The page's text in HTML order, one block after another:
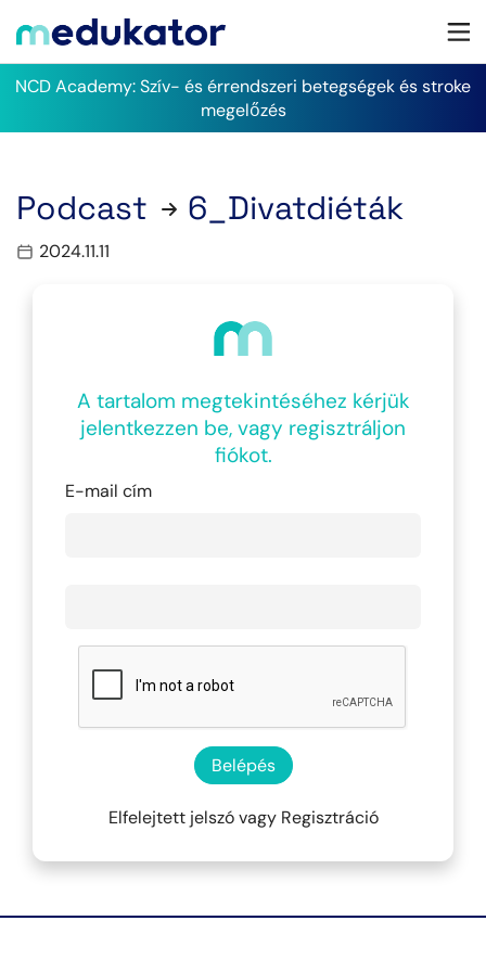
NCD Academy: Szív- és érrendszeri betegségek és stroke
megelőzés
Podcast 6_Divatdiéták
2024.11.11
A tartalom megtekintéséhez kérjük
jelentkezzen be, vagy regisztráljon
fiókot.
E-mail cím
Belépés
Elfelejtett jelszóvagy Regisztráció